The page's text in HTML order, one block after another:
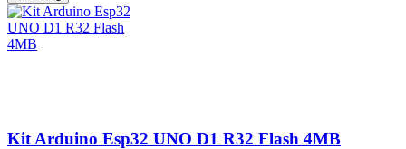
Kit Arduino Esp32 UNO D1 R32 Flash 4MB